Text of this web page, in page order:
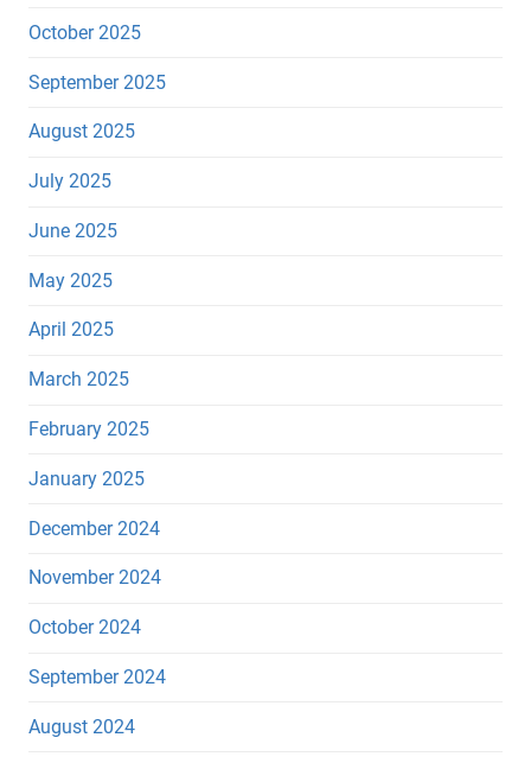
October 2025
September 2025
August 2025
July 2025
June 2025
May 2025
April 2025
March 2025
February 2025
January 2025
December 2024
November 2024
October 2024
September 2024
August 2024